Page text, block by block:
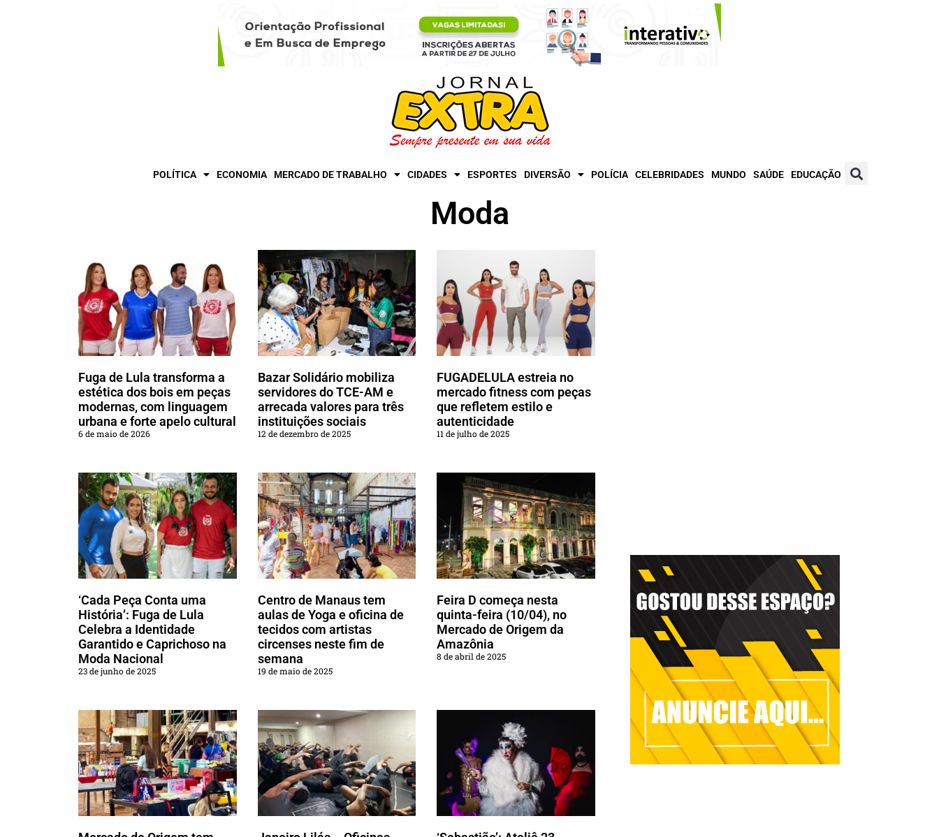
POLÍTICA ECONOMIA MERCADO DE TRABALHO CIDADES ESPORTES DIVERSÃO POLÍCIA CELEBRIDADES MUNDO SAÚDE EDUCAÇÃO
Moda
Fuga de Lula transforma a
estética dos bois em peças
modernas, com linguagem
urbana e forte apelo cultural
6 de maio de 2026
Bazar Solidário mobiliza
servidores do TCE-AM e
arrecada valores para três
instituições sociais
12 de dezembro de 2025
FUGADELULA estreia no
mercado fitness com peças
que refletem estilo e
autenticidade
11 de julho de 2025
‘Cada Peça Conta uma
História’: Fuga de Lula
Celebra a Identidade
Garantido e Caprichoso na
Moda Nacional
23 de junho de 2025
Centro de Manaus tem
aulas de Yoga e oficina de
tecidos com artistas
circenses neste fim de
semana
19 de maio de 2025
Feira D começa nesta
quinta-feira (10/04), no
Mercado de Origem da
Amazônia
8 de abril de 2025